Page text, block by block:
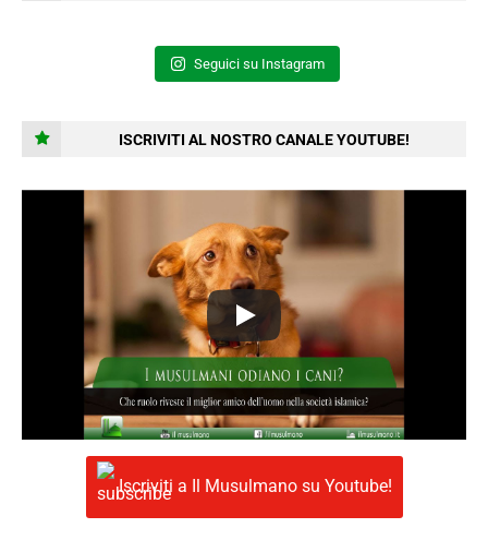
Seguici su Instagram
ISCRIVITI AL NOSTRO CANALE YOUTUBE!
Iscriviti a Il Musulmano su Youtube!